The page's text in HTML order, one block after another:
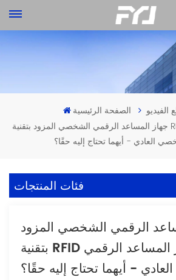
الصفحة الرئيسية
الفيديو
جهاز المساعد الرقمي الشخصي المزود بتقنية RFID مقابل جهاز المساعد
العادي - أيهما تحتاج إليه حقًا؟
فئات المنتجات
الرقمي الشخصي المزود
بتقنية RFID مقابل جهاز المساعد الرقمي
- أيهما تحتاج إليه حقًا؟